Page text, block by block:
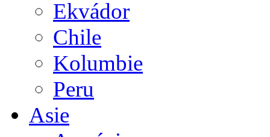
Ekvádor
Chile
Kolumbie
Peru
Asie